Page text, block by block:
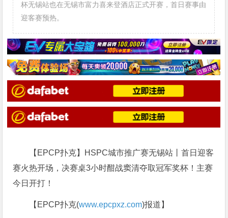
杯无锡站也在无锡市富力喜来登酒店正式开赛，首日赛事由
迎客赛预热。
【EPCP扑克】HSPC城市推广赛无锡站丨首日迎客
赛火热开场，决赛桌3小时酣战窦清夺取冠军奖杯！主赛
今日开打！
【EPCP扑克(www.epcpxz.com)报道】